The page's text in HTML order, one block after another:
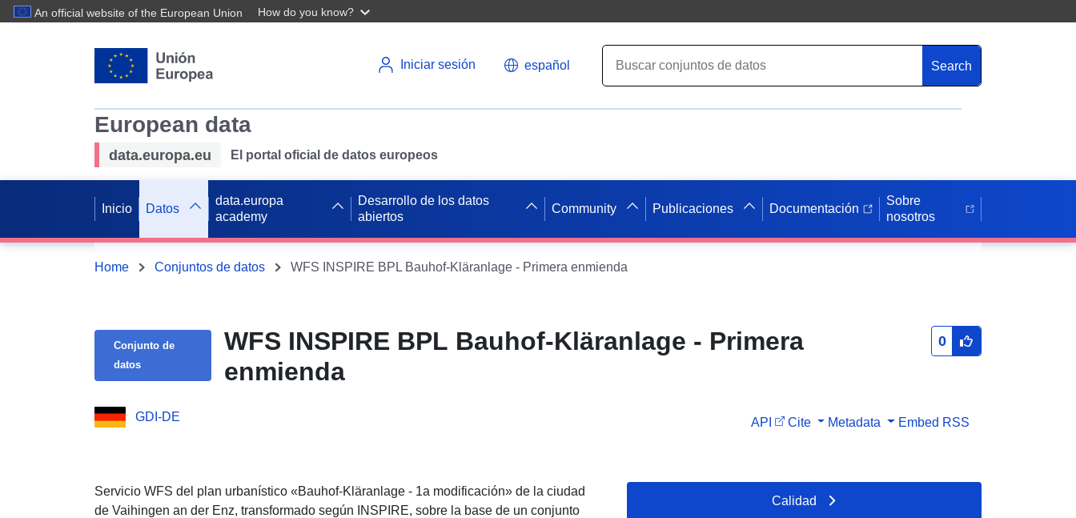
An official website of the European Union How do you know?
Iniciar sesión español Search
European data
data.europa.eu El portal oficial de datos europeos
Inicio Datos
data.europa
academy
Desarrollo de los datos
abiertos
Community Publicaciones Documentación
Sobre
nosotros
Home Conjuntos de datos WFS INSPIRE BPL Bauhof-Kläranlage - Primera enmienda
Conjunto de
datos
WFS INSPIRE BPL Bauhof-Kläranlage - Primera
enmienda
0
GDI-DE API Cite Metadata Embed RSS
Servicio WFS del plan urbanístico «Bauhof-Kläranlage - 1a modificación» de la ciudad
de Vaihingen an der Enz, transformado según INSPIRE, sobre la base de un conjunto
Calidad